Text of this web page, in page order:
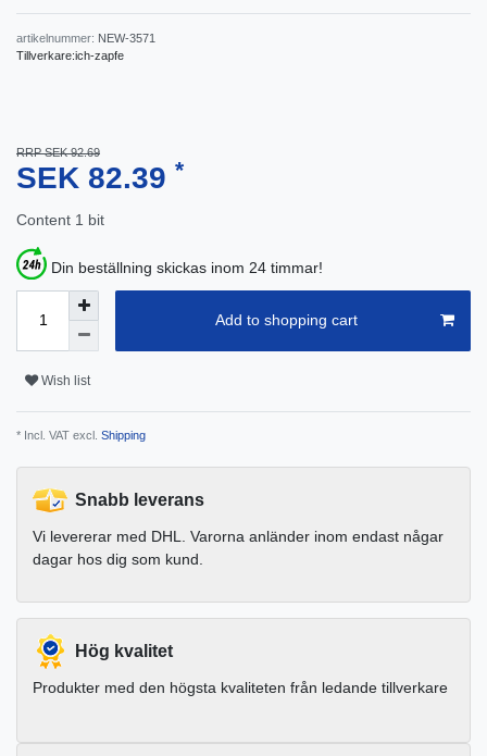
artikelnummer: NEW-3571
Tillverkare:ich-zapfe
RRP SEK 92.69
SEK 82.39 *
Content 1 bit
Din beställning skickas inom 24 timmar!
Add to shopping cart
Wish list
* Incl. VAT excl. Shipping
Snabb leverans
Vi levererar med DHL. Varorna anländer inom endast någar
dagar hos dig som kund.
Hög kvalitet
Produkter med den högsta kvaliteten från ledande tillverkare